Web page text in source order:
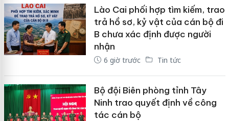
Lào Cai phối hợp tìm kiếm, trao
trả hồ sơ, kỷ vật của cán bộ đi
B chưa xác định được người
nhận
6 giờ trước Tin tức
Bộ đội Biên phòng tỉnh Tây
Ninh trao quyết định về công
tác cán bộ